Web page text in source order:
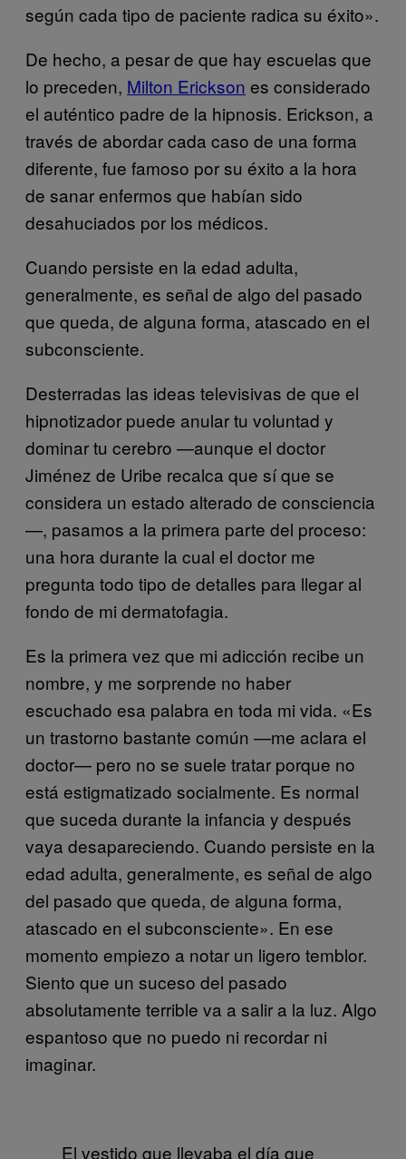
según cada tipo de paciente radica su éxito».
De hecho, a pesar de que hay escuelas que
lo preceden, Milton Erickson es considerado
el auténtico padre de la hipnosis. Erickson, a
través de abordar cada caso de una forma
diferente, fue famoso por su éxito a la hora
de sanar enfermos que habían sido
desahuciados por los médicos.
Cuando persiste en la edad adulta,
generalmente, es señal de algo del pasado
que queda, de alguna forma, atascado en el
subconsciente.
Desterradas las ideas televisivas de que el
hipnotizador puede anular tu voluntad y
dominar tu cerebro —aunque el doctor
Jiménez de Uribe recalca que sí que se
considera un estado alterado de consciencia
—, pasamos a la primera parte del proceso:
una hora durante la cual el doctor me
pregunta todo tipo de detalles para llegar al
fondo de mi dermatofagia.
Es la primera vez que mi adicción recibe un
nombre, y me sorprende no haber
escuchado esa palabra en toda mi vida. «Es
un trastorno bastante común —me aclara el
doctor— pero no se suele tratar porque no
está estigmatizado socialmente. Es normal
que suceda durante la infancia y después
vaya desapareciendo. Cuando persiste en la
edad adulta, generalmente, es señal de algo
del pasado que queda, de alguna forma,
atascado en el subconsciente». En ese
momento empiezo a notar un ligero temblor.
Siento que un suceso del pasado
absolutamente terrible va a salir a la luz. Algo
espantoso que no puedo ni recordar ni
imaginar.
El vestido que llevaba el día que